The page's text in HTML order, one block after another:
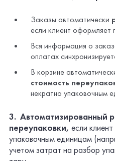
3. Автоматизированный
переупаковки,
упаковочным единицам
учетом затрат на разбор
тару.
«Реализация
остатков, цен и
корректно
автоматически
учитывала условия
интеграции с 1С и